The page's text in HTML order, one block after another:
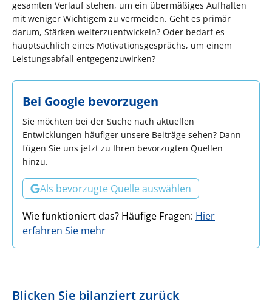
gesamten Verlauf stehen, um ein übermäßiges Aufhalten
mit weniger Wichtigem zu vermeiden. Geht es primär
darum, Stärken weiterzuentwickeln? Oder bedarf es
hauptsächlich eines Motivationsgesprächs, um einem
Leistungsabfall entgegenzuwirken?
Bei Google bevorzugen
Sie möchten bei der Suche nach aktuellen
Entwicklungen häufiger unsere Beiträge sehen? Dann
fügen Sie uns jetzt zu Ihren bevorzugten Quellen
hinzu.
Als bevorzugte Quelle auswählen
Wie funktioniert das? Häufige Fragen: Hier
erfahren Sie mehr
Blicken Sie bilanziert zurück